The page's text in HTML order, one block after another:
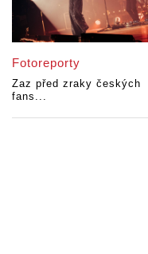
Fotoreporty
Zaz před zraky českých
fans...